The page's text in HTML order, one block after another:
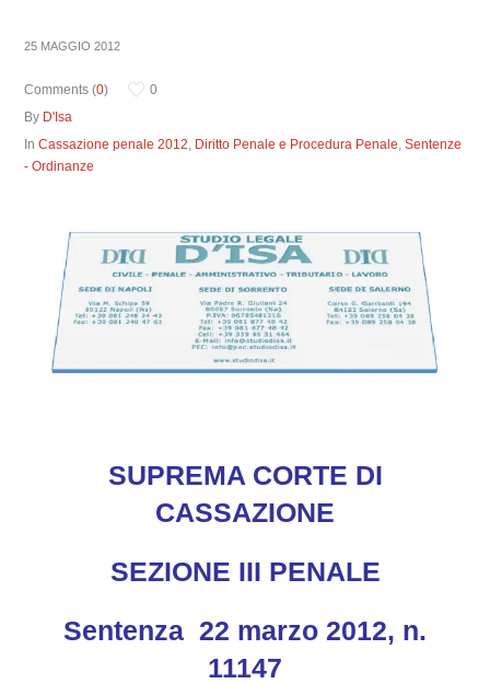
25 MAGGIO 2012
Comments (0)
0
By D'Isa
InCassazione penale 2012, Diritto Penale e Procedura Penale,Sentenze
- Ordinanze
SUPREMA CORTE DI
CASSAZIONE
SEZIONE III PENALE
Sentenza 22 marzo 2012, n.
11147